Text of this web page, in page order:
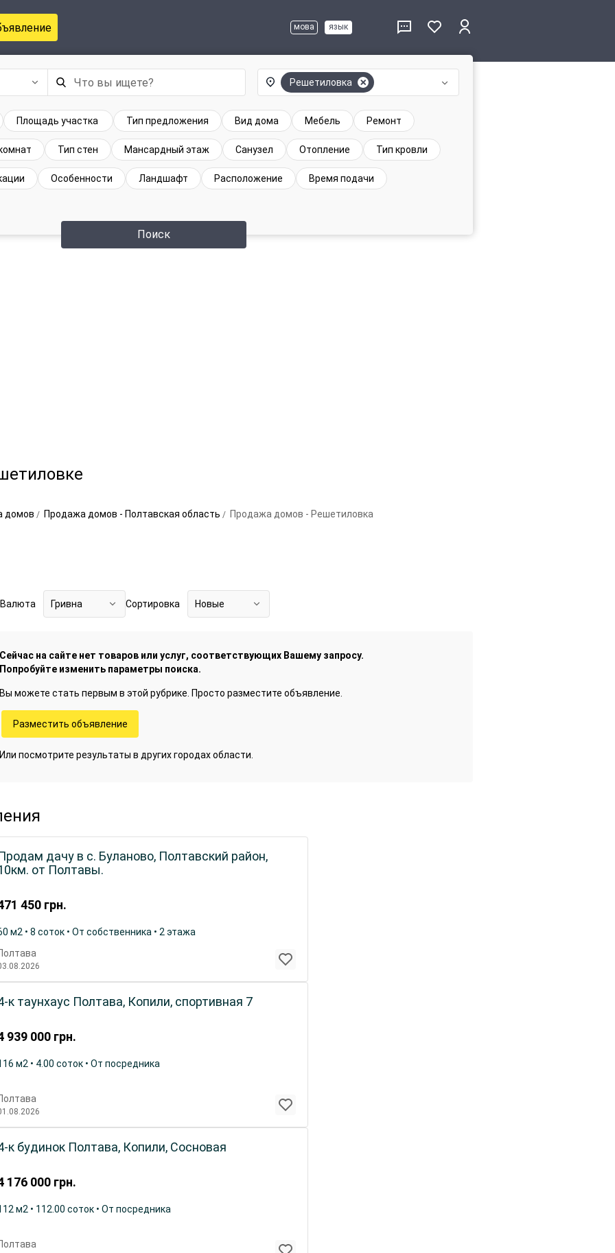
мова язык
Решетиловка
Поиск
Площадь участка Тип предложения Вид дома Мебель Ремонт
Тип стен Мансардный этаж Санузел Отопление Тип кровли
Особенности Ландшафт Расположение Время подачи
домов Продажа домов - Полтавская область Продажа домов - Решетиловка
Валюта Гривна Сортировка Новые
Сейчас на сайте нет товаров или услуг, соответствующих Вашему запросу.
Попробуйте изменить параметры поиска.
Вы можете стать первым в этой рубрике. Просто разместите объявление.
Разместить объявление
Или посмотрите результаты в других городах области.
450 грн.
дачу в с. Буланово, Полтавский район,
от Полтавы.
м2 • 8 соток • От собственника • 2 этажа
939 000 грн.
к таунхаус Полтава, Копили, спортивная 7
м2 • 4.00 соток • От посредника
176 000 грн.
к будинок Полтава, Копили, Сосновая
м2 • 112.00 соток • От посредника